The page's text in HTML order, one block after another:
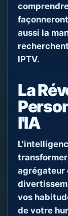
aussi la
IPTV.
La
l'IA
agrégateur
vos
de votre